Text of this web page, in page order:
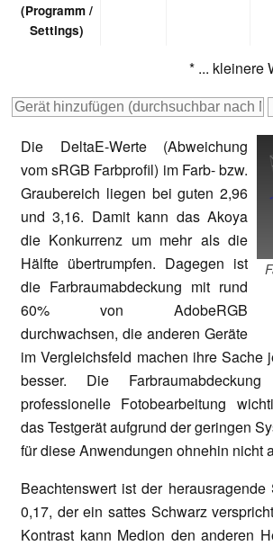
(Programm /
Settings)
* ... kleinere
Die DeltaE-Werte (Abweichung
vom sRGB Farbprofil) im Farb- bzw.
Graubereich liegen bei guten 2,96
und 3,16. Damit kann das Akoya
die Konkurrenz um mehr als die
Hälfte übertrumpfen. Dagegen ist
die Farbraumabdeckung mit rund
60% von AdobeRGB
durchwachsen, die anderen Geräte
im Vergleichsfeld machen ihre Sache
besser. Die
professionelle Fotobearbeitung
das Testgerät aufgrund der geringen
für diese Anwendungen ohnehin nicht
Beachtenswert ist der herausragende
0,17, der ein sattes Schwarz
Kontrast kann Medion den anderen